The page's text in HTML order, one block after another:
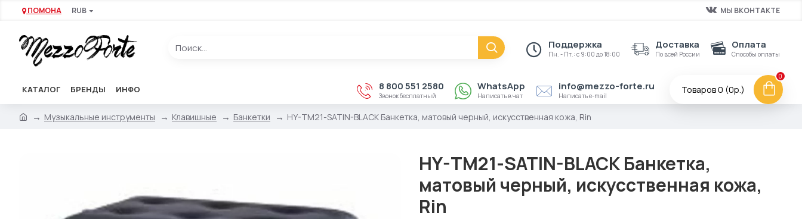
ПОМОНА RUB МЫ ВКОНТАКТЕ
Поддержка
Пн. - Пт.: с 9:00 до 18:00
Доставка
По всей России
Оплата
Способы оплаты
КАТАЛОГ БРЕНДЫ ИНФО 8 800 551 2580
Звонок бесплатный
WhatsApp
Написать в чат
info@mezzo-forte.ru
Написать e-mail
Товаров 0 (0р.)
0
Музыкальные инструменты Клавишные Банкетки HY-TM21-SATIN-BLACK Банкетка, матовый черный, искусственная кожа, Rin
HY-TM21-SATIN-BLACK Банкетка,
матовый черный, искусственная кожа,
Rin